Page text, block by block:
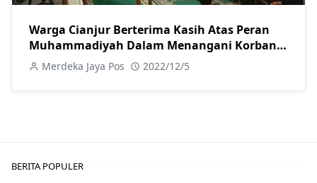
Warga Cianjur Berterima Kasih Atas Peran
Muhammadiyah Dalam Menangani Korban
Gempa
Merdeka Jaya Pos 2022/12/5
BERITA POPULER